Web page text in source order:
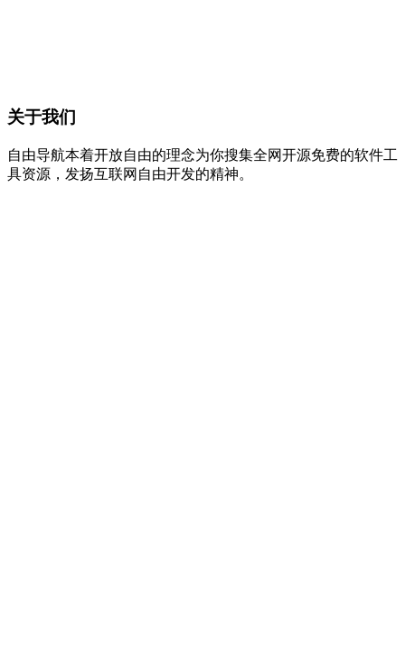
关于我们
自由导航本着开放自由的理念为你搜集全网开源免费的软件工
具资源，发扬互联网自由开发的精神。